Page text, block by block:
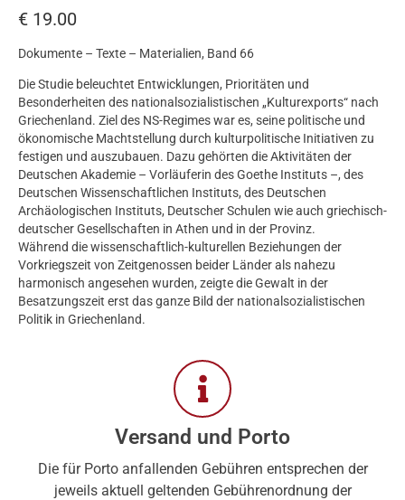
€ 19.00
Dokumente – Texte – Materialien, Band 66
Die Studie beleuchtet Entwicklungen, Prioritäten und
Besonderheiten des nationalsozialistischen „Kulturexports“ nach
Griechenland. Ziel des NS-Regimes war es, seine politische und
ökonomische Machtstellung durch kulturpolitische Initiativen zu
festigen und auszubauen. Dazu gehörten die Aktivitäten der
Deutschen Akademie – Vorläuferin des Goethe Instituts –, des
Deutschen Wissenschaftlichen Instituts, des Deutschen
Archäologischen Instituts, Deutscher Schulen wie auch griechisch-
deutscher Gesellschaften in Athen und in der Provinz.
Während die wissenschaftlich-kulturellen Beziehungen der
Vorkriegszeit von Zeitgenossen beider Länder als nahezu
harmonisch angesehen wurden, zeigte die Gewalt in der
Besatzungszeit erst das ganze Bild der nationalsozialistischen
Politik in Griechenland.
Versand und Porto
Die für Porto anfallenden Gebühren entsprechen der
jeweils aktuell geltenden Gebührenordnung der